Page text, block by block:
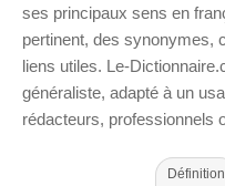
ses principaux sens en
pertinent, des synonymes,
liens utiles. Le-
généraliste, adapté à un
rédacteurs, professionnels
Définition